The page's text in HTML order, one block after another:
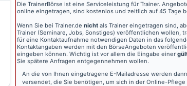
Die TrainerBörse ist eine Serviceleistung für Trainer.
online eingetragen, sind kostenlos und zeitlich auf 45 Tage
Wenn Sie bei Trainer.de nicht als Trainer eingetragen sind,
Trainer (Seminare, Jobs, Sonstiges) veröffentlichen wollen,
für eine Kontaktaufnahme notwendigen Daten in das
Kontaktangaben werden mit den BörseAngeboten
eingeben können. Wichtig ist vor allem die Eingabe einer
Sie spätere Anfragen entgegennehmen wollen.
An die von Ihnen eingetragene E-Mailadresse werden
versendet, die Sie benötigen, um sich in der Online-